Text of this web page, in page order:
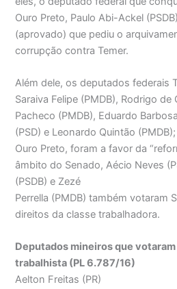
Ouro Preto, Paulo Abi-Ackel
(aprovado) que pediu o
corrupção contra Temer.
Além dele, os deputados federais
Saraiva Felipe (PMDB), Rodrigo de
Pacheco (PMDB), Eduardo
(PSD) e Leonardo Quintão
Ouro Preto, foram a favor da
âmbito do Senado, Aécio Neves
(PSDB) e Zezé
Perrella (PMDB) também votaram
direitos da classe trabalhadora.
Deputados mineiros que
trabalhista (PL 6.787/16)
Aelton Freitas (PR)